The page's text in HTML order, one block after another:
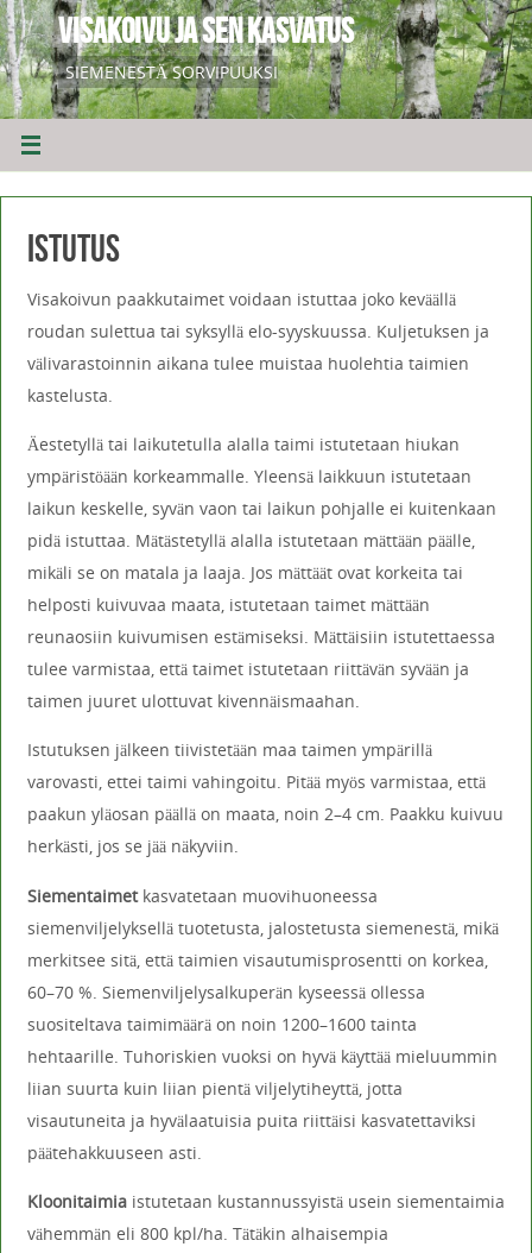
VISAKOIVU JA SEN KASVATUS
SIEMENESTÄ SORVIPUUKSI
Istutus
Visakoivun paakkutaimet voidaan istuttaa joko keväällä
roudan sulettua tai syksyllä elo-syyskuussa. Kuljetuksen ja
välivarastoinnin aikana tulee muistaa huolehtia taimien
kastelusta.
Äestetyllä tai laikutetulla alalla taimi istutetaan hiukan
ympäristöään korkeammalle. Yleensä laikkuun istutetaan
laikun keskelle, syvän vaon tai laikun pohjalle ei kuitenkaan
pidä istuttaa. Mätästetyllä alalla istutetaan mättään päälle,
mikäli se on matala ja laaja. Jos mättäät ovat korkeita tai
helposti kuivuvaa maata, istutetaan taimet mättään
reunaosiin kuivumisen estämiseksi. Mättäisiin istutettaessa
tulee varmistaa, että taimet istutetaan riittävän syvään ja
taimen juuret ulottuvat kivennäismaahan.
Istutuksen jälkeen tiivistetään maa taimen ympärillä
varovasti, ettei taimi vahingoitu. Pitää myös varmistaa, että
paakun yläosan päällä on maata, noin 2–4 cm. Paakku kuivuu
herkästi, jos se jää näkyviin.
Siementaimetkasvatetaan muovihuoneessa
siemenviljelyksellä tuotetusta, jalostetusta siemenestä, mikä
merkitsee sitä, että taimien visautumisprosentti on korkea,
60–70 %. Siemenviljelysalkuperän kyseessä ollessa
suositeltava taimimäärä on noin 1200–1600 tainta
hehtaarille. Tuhoriskien vuoksi on hyvä käyttää mieluummin
liian suurta kuin liian pientä viljelytiheyttä, jotta
visautuneita ja hyvälaatuisia puita riittäisi kasvatettaviksi
päätehakkuuseen asti.
Kloonitaimiaistutetaan kustannussyistä usein siementaimia
vähemmän eli 800 kpl/ha. Tätäkin alhaisempia